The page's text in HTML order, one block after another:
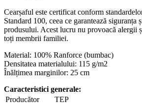
Cearșaful este certificat conform
Standard 100, ceea ce garantează siguranța
produsului. Acest lucru nu provoacă alergii
toți membrii familiei.
Material: 100% Ranforce (bumbac)
Densitatea materialului: 115 g/m2
Înălțimea marginilor: 25 cm
Caracteristici generale:
Producător
TEP